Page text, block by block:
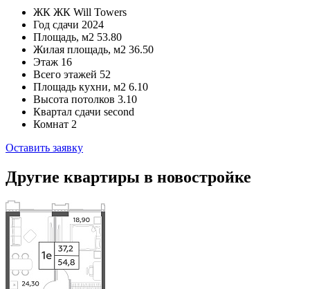
ЖК ЖК Will Towers
Год сдачи 2024
Площадь, м2 53.80
Жилая площадь, м2 36.50
Этаж 16
Всего этажей 52
Площадь кухни, м2 6.10
Высота потолков 3.10
Квартал сдачи second
Комнат 2
Оставить заявку
Другие квартиры в новостройке